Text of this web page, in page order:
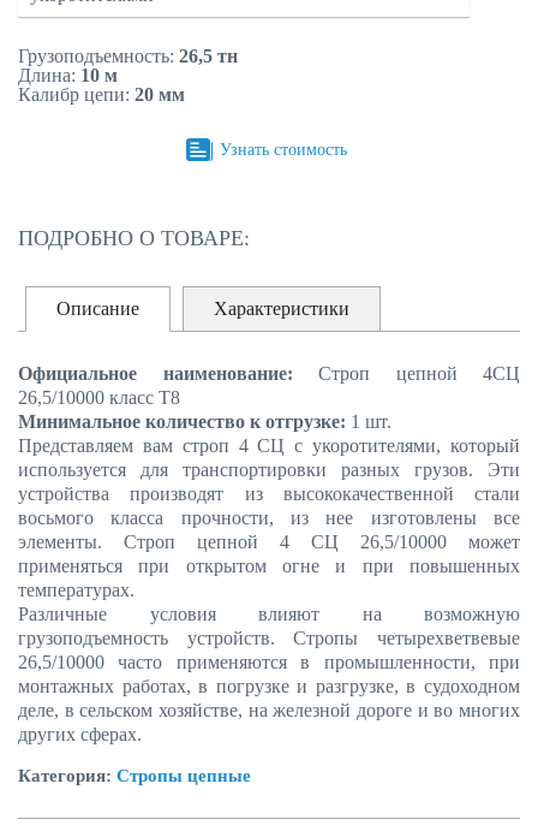
Грузоподъемность: 26,5 тн
Длина: 10 м
Калибр цепи: 20 мм
Узнать стоимость
ПОДРОБНО О ТОВАРЕ:
Описание Характеристики
Официальное наименование: Строп цепной 4СЦ
26,5/10000 класс Т8
Минимальное количество к отгрузке: 1 шт.
Представляем вам строп 4 СЦ с укоротителями, который
используется для транспортировки разных грузов. Эти
устройства производят из высококачественной стали
восьмого класса прочности, из нее изготовлены все
элементы. Строп цепной 4 СЦ 26,5/10000 может
применяться при открытом огне и при повышенных
температурах.
Различные условия влияют на возможную
грузоподъемность устройств. Стропы четырехветвевые
26,5/10000 часто применяются в промышленности, при
монтажных работах, в погрузке и разгрузке, в судоходном
деле, в сельском хозяйстве, на железной дороге и во многих
других сферах.
Категория: Стропы цепные